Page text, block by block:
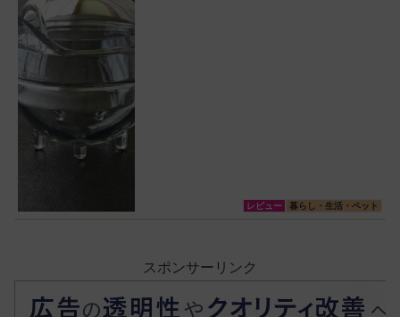
レビュー 暮らし・生活・ペット
スポンサーリンク